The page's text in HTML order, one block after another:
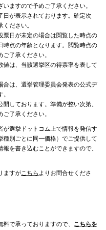
ますので予めご了承ください。
が表示されております。確定次
ださい。
日が未定の場合は閲覧した時点の
時点の年齢となります。閲覧時点の
了承ください。
は、当該選挙区の得票率を表して
は、選挙管理委員会発表の公式デ
しております。準備が整い次第、
了承ください。
選挙ドットコム上で情報を発信す
種別ごとに同一価格）でご提供して
を書き込むことができますので、
ますがこちら よりお問合せくださ
で承っておりますので、 こちらを